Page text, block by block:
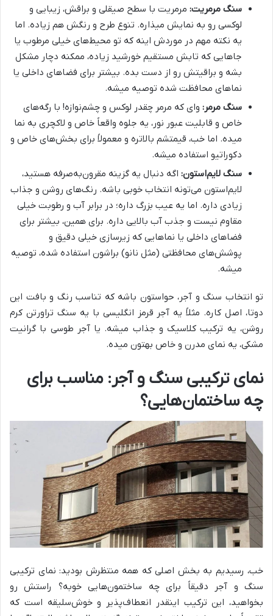
سنگ مرمریت: مرمریت با سطح صیقلی و براقش، زیبایی و
لوکسی رو به نمایش میذاره. تنوع طرح و رنگش هم زیاده. اما
یه نکته مهم در موردش اینه که تو محیط‌های خیلی مرطوب یا
جاهایی که تابش مستقیم خورشید زیاده، ممکنه دچار مشکل
بشه و براقیتش رو از دست بده. بیشتر برای فضاهای داخلی یا
نماهای محافظت شده توصیه میشه.
سنگ مرمر: وای که مرمر چقدر لوکس و چشم‌نوازه! با رگه‌های
خاص و قابلیت عبور نور، یه جلوه واقعاً خاص و لاکچری به نما
میده. اما خب، قیمتشم بالاتره و معمولاً برای بخش‌های خاص و
دکوراتیو استفاده میشه.
سنگ لایم‌استون: اگه دنبال یه گزینه مقرون‌به‌صرفه هستید،
لایم‌استون می‌تونه انتخاب خوبی باشه. رنگ‌های روشن و جذاب
زیادی داره. اما یه عیب بزرگ داره؛ در برابر آب و رطوبت خیلی
مقاوم نیست و جذب آب بالایی داره. برای همین، بیشتر برای
فضاهای داخلی یا نماهایی که زیرسازی خیلی دقیق و
پوشش‌های محافظتی (مثل نانو) براشون استفاده شده، توصیه
میشه.
تو انتخاب سنگ و آجر، حواستون باشه که تناسب رنگ و بافت این
دوتا، اصل کاره. مثلاً یه آجر قرمز انگلیسی با یه سنگ تراورتن کرم
روشن، یه ترکیب کلاسیک و جذاب میشه. یا آجر طوسی با گرانیت
مشکی، یه نمای مدرن و خاص بهتون میده.
نمای ترکیبی سنگ و آجر: مناسب برای
چه ساختمان‌هایی؟
خب، رسیدیم به بخش اصلی که همه منتظرش بودید: نمای ترکیبی
سنگ و آجر دقیقاً برای چه ساختمون‌هایی خوبه؟ راستش رو
بخواهید، این ترکیب اینقدر انعطاف‌پذیر و خوش‌سلیقه است که